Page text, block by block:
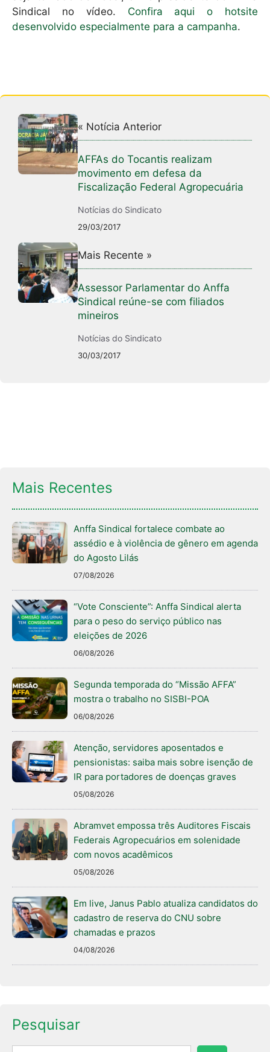
Sindical no vídeo. Confira aqui o hotsite
desenvolvido especialmente para a campanha.
« Notícia Anterior
AFFAs do Tocantis realizam
movimento em defesa da
Fiscalização Federal Agropecuária
Notícias do Sindicato
29/03/2017
Mais Recente »
Assessor Parlamentar do Anffa
Sindical reúne-se com filiados
mineiros
Notícias do Sindicato
30/03/2017
Mais Recentes
Anffa Sindical fortalece combate ao
assédio e à violência de gênero em agenda
do Agosto Lilás
07/08/2026
“Vote Consciente”: Anffa Sindical alerta
para o peso do serviço público nas
eleições de 2026
06/08/2026
Segunda temporada do “Missão AFFA”
mostra o trabalho no SISBI-POA
06/08/2026
Atenção, servidores aposentados e
pensionistas: saiba mais sobre isenção de
IR para portadores de doenças graves
05/08/2026
Abramvet empossa três Auditores Fiscais
Federais Agropecuários em solenidade
com novos acadêmicos
05/08/2026
Em live, Janus Pablo atualiza candidatos do
cadastro de reserva do CNU sobre
chamadas e prazos
04/08/2026
Pesquisar